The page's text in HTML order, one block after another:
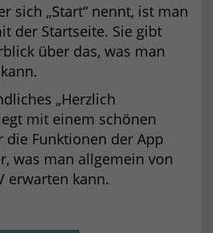
sich „Start“ nennt, ist man
der Startseite. Sie gibt
über das, was man
„Herzlich
mit einem schönen
die Funktionen der App
was man allgemein von
erwarten kann.